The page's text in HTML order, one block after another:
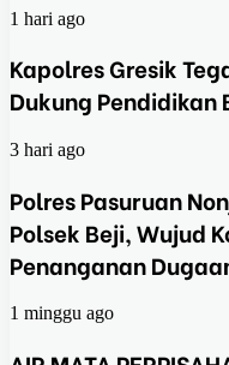
1 hari ago
Kapolres Gresik
Dukung Pendidikan
3 hari ago
Polres Pasuruan
Polsek Beji, Wujud
Penanganan
1 minggu ago